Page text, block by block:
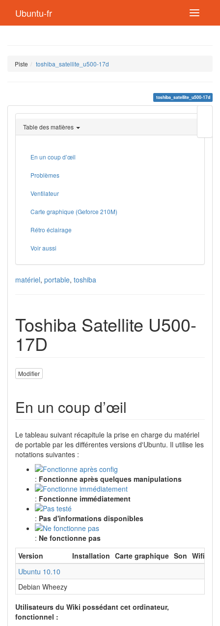
Ubuntu-fr
Piste toshiba_satellite_u500-17d
toshiba_satellite_u500-17d
page
Table des matières
En un coup d’œil
Problèmes
Ventilateur
Carte graphique (Geforce 210M)
Rétro éclairage
Voir aussi
matériel, portable, toshiba
Toshiba Satellite U500-
17D
Modifier
En un coup d’œil
Le tableau suivant récapitule la prise en charge du matériel
de portable par les différentes versions d'Ubuntu. Il utilise les
notations suivantes :
: Fonctionne après quelques manipulations
: Fonctionne immédiatement
: Pas d'informations disponibles
: Ne fonctionne pas
Version
Installation Carte graphique Son Wifi
Ubuntu 10.10
Debian Wheezy
Utilisateurs du Wiki possédant cet ordinateur,
fonctionnel :